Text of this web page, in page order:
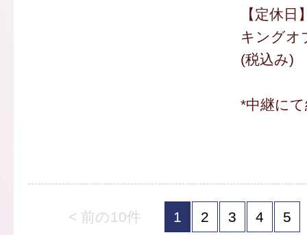
【定休日
キングオ
(税込み)
*中継に
< 前の10件 1 2 3 4 5